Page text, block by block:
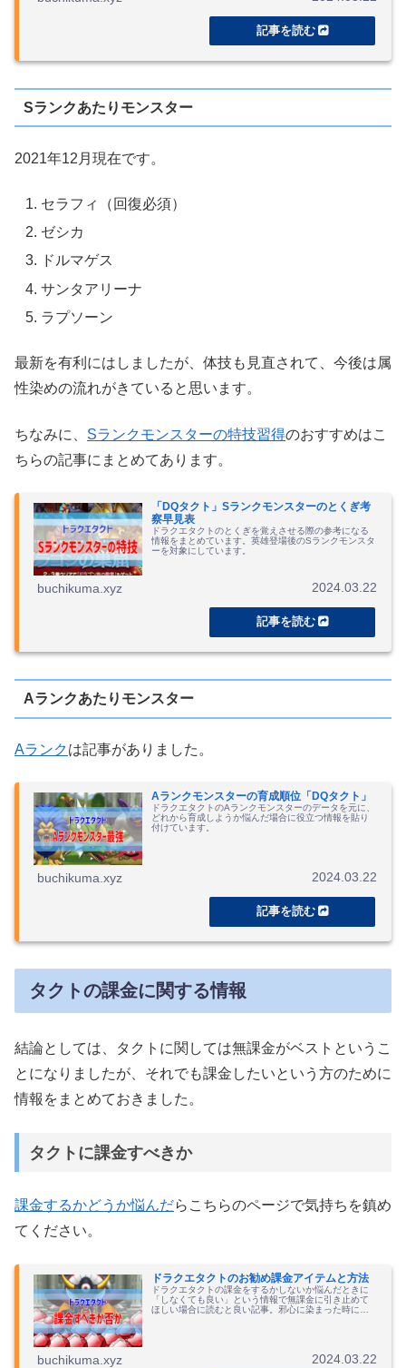
Sランクあたりモンスター
2021年12月現在です。
セラフィ（回復必須）
ゼシカ
ドルマゲス
サンタアリーナ
ラプソーン
最新を有利にはしましたが、体技も見直されて、今後は属
性染めの流れがきていると思います。
ちなみに、 Sランクモンスターの特技習得のおすすめはこ
ちらの記事にまとめてあります。
「DQタクト」Sランクモンスターのとくぎ考
察早見表
ドラクエタクトのとくぎを覚えさせる際の参考になる
情報をまとめています。英雄登場後のSランクモンスタ
ーを対象にしています。
buchikuma.xyz 2024.03.22
Aランクあたりモンスター
Aランクは記事がありました。
Aランクモンスターの育成順位「DQタクト」
ドラクエタクトのAランクモンスターのデータを元に、
どれから育成しようか悩んだ場合に役立つ情報を貼り
付けています。
buchikuma.xyz 2024.03.22
タクトの課金に関する情報
結論としては、タクトに関しては無課金がベストというこ
とになりましたが、それでも課金したいという方のために
情報をまとめておきました。
タクトに課金すべきか
課金するかどうか悩んだらこちらのページで気持ちを鎮め
てください。
ドラクエタクトのお勧め課金アイテムと方法
ドラクエタクトの課金をするかしないか悩んだときに
「しなくても良い」という情報で無課金に引き止めて
ほしい場合に読むと良い記事。邪心に染まった時には
buchikuma.xyz 2024.03.22